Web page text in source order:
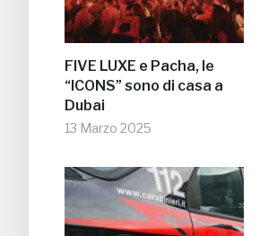
FIVE LUXE e Pacha, le
“ICONS” sono di casa a
Dubai
13 Marzo 2025